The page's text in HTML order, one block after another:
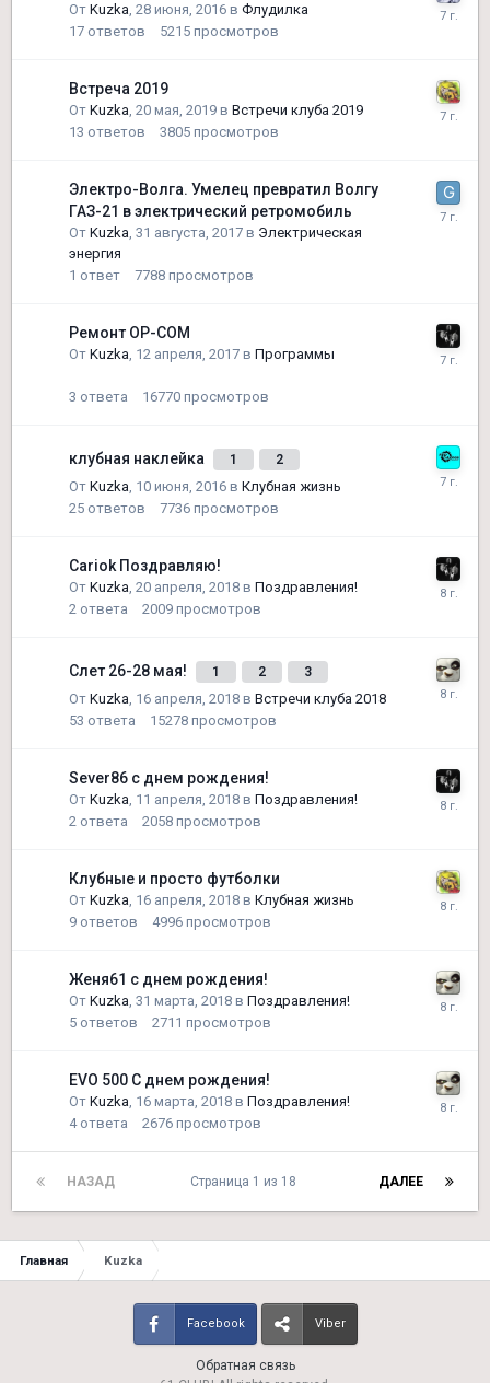
От Kuzka, 28 июня, 2016 в Флудилка
17 ответов 5215 просмотров
Встреча 2019
От Kuzka, 20 мая, 2019 в Встречи клуба 2019
13 ответов 3805 просмотров
Электро-Волга. Умелец превратил Волгу
ГАЗ-21 в электрический ретромобиль
От Kuzka, 31 августа, 2017 в Электрическая
энергия
1 ответ 7788 просмотров
Ремонт OP-COM
От Kuzka, 12 апреля, 2017 в Программы
3 ответа 16770 просмотров
клубная наклейка 1 2
От Kuzka, 10 июня, 2016 в Клубная жизнь
25 ответов 7736 просмотров
Cariok Поздравляю!
От Kuzka, 20 апреля, 2018 в Поздравления!
2 ответа 2009 просмотров
Слет 26-28 мая! 1 2 3
От Kuzka, 16 апреля, 2018 в Встречи клуба 2018
53 ответа 15278 просмотров
Sever86 с днем рождения!
От Kuzka, 11 апреля, 2018 в Поздравления!
2 ответа 2058 просмотров
Клубные и просто футболки
От Kuzka, 16 апреля, 2018 в Клубная жизнь
9 ответов 4996 просмотров
Женя61 с днем рождения!
От Kuzka, 31 марта, 2018 в Поздравления!
5 ответов 2711 просмотров
EVO 500 С днем рождения!
От Kuzka, 16 марта, 2018 в Поздравления!
4 ответа 2676 просмотров
НАЗАД ДАЛЕЕ
Страница 1 из 18
Главная Kuzka
Обратная связь
Facebook Viber